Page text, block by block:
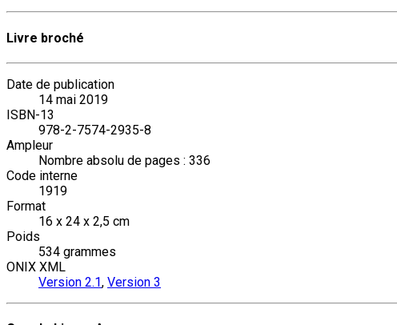
Livre broché
Date de publication
14 mai 2019
ISBN-13
978-2-7574-2935-8
Ampleur
Nombre absolu de pages : 336
Code interne
1919
Format
16 x 24 x 2,5 cm
Poids
534 grammes
ONIX XML
Version 2.1, Version 3